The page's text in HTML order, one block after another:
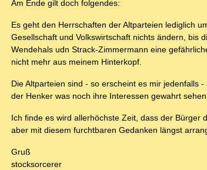
Am Ende gilt doch folgendes:
Es geht den Herrschaften der Altparteien lediglich
Gesellschaft und Volkswirtschaft nichts ändern, bis
Wendehals udn Strack-Zimmermann eine
nicht mehr aus meinem Hinterkopf.
Die Altparteien sind - so erscheint es mir jedenfalls
der Henker was noch ihre Interessen gewahrt
Ich finde es wird allerhöchste Zeit, dass der Bürger
aber mit diesem furchtbaren Gedanken längst
Gruß
stocksorcerer